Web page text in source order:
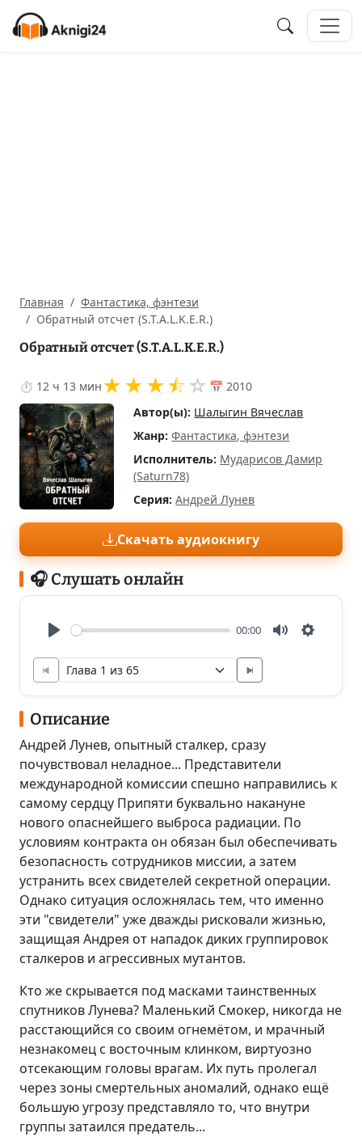
Главная
Фантастика, фэнтези
Обратный отсчет (S.T.A.L.K.E.R.)
Обратный отсчет (S.T.A.L.K.E.R.)
⏱ 12 ч 13 мин★★★⯪ ☆ 📅 2010
Автор(ы): Шалыгин Вячеслав
Жанр: Фантастика, фэнтези
Исполнитель: Мударисов Дамир
(Saturn78)
Серия: Андрей Лунев
Скачать аудиокнигу
🎧 Слушать онлайн
00:00
Описание
Андрей Лунев, опытный сталкер, сразу
почувствовал неладное... Представители
международной комиссии спешно направились к
самому сердцу Припяти буквально накануне
нового опаснейшего выброса радиации. По
условиям контракта он обязан был обеспечивать
безопасность сотрудников миссии, а затем
устранить всех свидетелей секретной операции.
Однако ситуация осложнялась тем, что именно
эти "свидетели" уже дважды рисковали жизнью,
защищая Андрея от нападок диких группировок
сталкеров и агрессивных мутантов.
Кто же скрывается под масками таинственных
спутников Лунева? Маленький Смокер, никогда не
расстающийся со своим огнемётом, и мрачный
незнакомец с восточным клинком, виртуозно
отсекающим головы врагам. Их путь пролегал
через зоны смертельных аномалий, однако ещё
большую угрозу представляло то, что внутри
группы затаился предатель...